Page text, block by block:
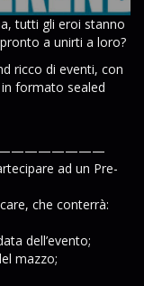
tutti gli eroi stanno
a unirti a loro?
ricco di eventi, con
in formato sealed
ad un Pre-
che conterrà:
dell’evento;
mazzo;